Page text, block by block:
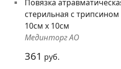
Повязка
стерильная с
10см х 10см
Мединторг АО
361 руб.